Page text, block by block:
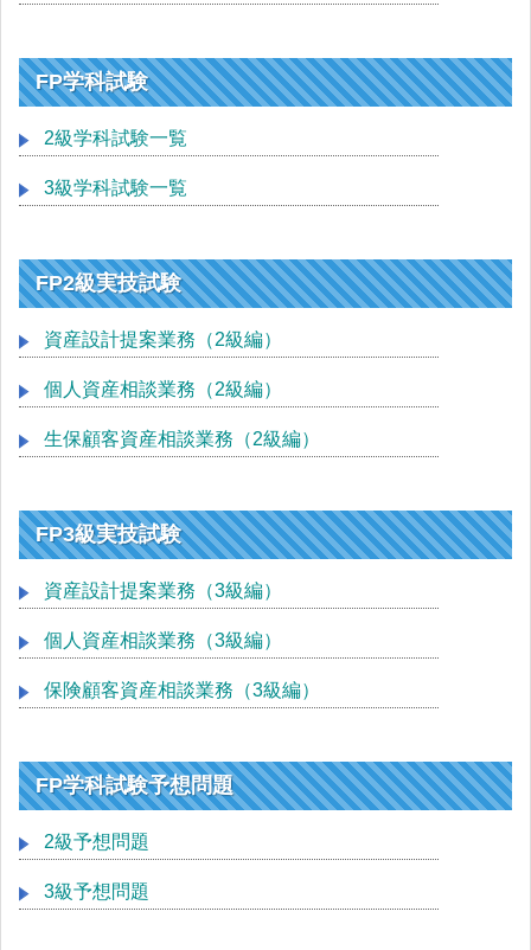
FP学科試験
2級学科試験一覧
3級学科試験一覧
FP2級実技試験
資産設計提案業務（2級編）
個人資産相談業務（2級編）
生保顧客資産相談業務（2級編）
FP3級実技試験
資産設計提案業務（3級編）
個人資産相談業務（3級編）
保険顧客資産相談業務（3級編）
FP学科試験予想問題
2級予想問題
3級予想問題